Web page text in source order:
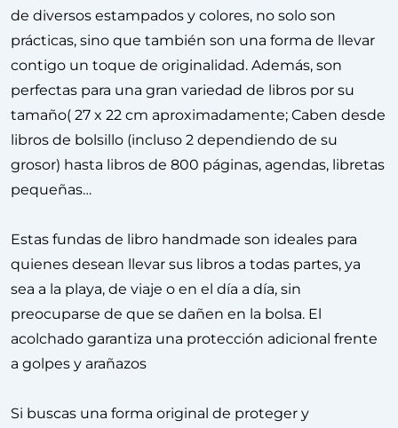
de diversos estampados y colores, no solo son
prácticas, sino que también son una forma de llevar
contigo un toque de originalidad. Además, son
perfectas para una gran variedad de libros por su
tamaño( 27 x 22 cm aproximadamente; Caben desde
libros de bolsillo (incluso 2 dependiendo de su
grosor) hasta libros de 800 páginas, agendas, libretas
pequeñas…
Estas fundas de libro handmade son ideales para
quienes desean llevar sus libros a todas partes, ya
sea a la playa, de viaje o en el día a día, sin
preocuparse de que se dañen en la bolsa. El
acolchado garantiza una protección adicional frente
a golpes y arañazos
Si buscas una forma original de proteger y